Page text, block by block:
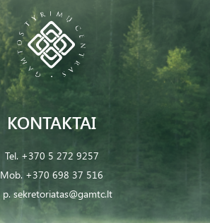
KONTAKTAI
Tel. +370 5 272 9257
Mob. +370 698 37 516
p. sekretoriatas@gamtc.lt